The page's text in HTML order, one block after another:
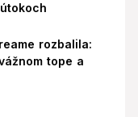
rozbalila:
tope a